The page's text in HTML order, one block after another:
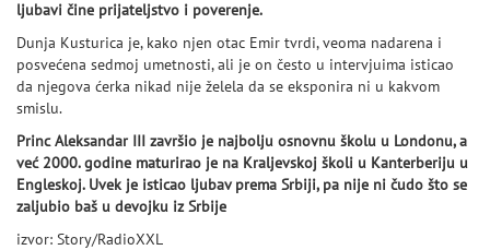
ljubavi čine prijateljstvo i poverenje.
Dunja Kusturica je, kako njen otac Emir tvrdi, veoma nadarena i
posvećena sedmoj umetnosti, ali je on često u intervjuima isticao
da njegova ćerka nikad nije želela da se eksponira ni u kakvom
smislu.
Princ Aleksandar III završio je najbolju osnovnu školu u Londonu, a
već 2000. godine maturirao je na Kraljevskoj školi u Kanterberiju u
Engleskoj. Uvek je isticao ljubav prema Srbiji, pa nije ni čudo što se
zaljubio baš u devojku iz Srbije
izvor: Story/RadioXXL